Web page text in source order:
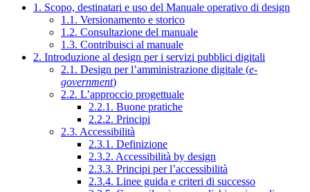
1. Scopo, destinatari e uso del Manuale operativo di design
1.1. Versionamento e storico
1.2. Consultazione del manuale
1.3. Contribuisci al manuale
2. Introduzione al design per i servizi pubblici digitali
2.1. Design per l’amministrazione digitale (e-
government)
2.2. L’approccio progettuale
2.2.1. Buone pratiche
2.2.2. Principi
2.3. Accessibilità
2.3.1. Definizione
2.3.2. Accessibilità by design
2.3.3. Principi per l’accessibilità
2.3.4. Linee guida e criteri di successo